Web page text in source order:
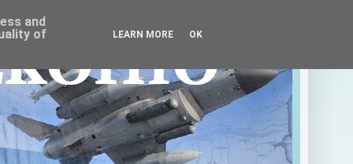
and
of
LEARN MORE OK